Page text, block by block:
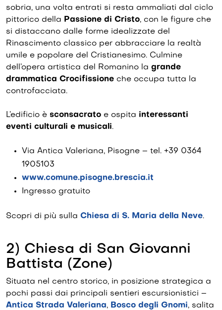
sobria, una volta entrati si resta ammaliati dal ciclo
pittorico della Passione di Cristo, con le figure che
si distaccano dalle forme idealizzate del
Rinascimento classico per abbracciare la realtà
umile e popolare del Cristianesimo. Culmine
dell’opera artistica del Romanino la grande
drammatica Crocifissione che occupa tutta la
controfacciata.
L’edificio è sconsacrato e ospita interessanti
eventi culturali e musicali.
Via Antica Valeriana, Pisogne – tel. +39 0364
1905103
www.comune.pisogne.brescia.it
Ingresso gratuito
Scopri di più sulla Chiesa di S. Maria della Neve.
2) Chiesa di San Giovanni
Battista (Zone)
Situata nel centro storico, in posizione strategica a
pochi passi dai principali sentieri escursionistici –
Antica Strada Valeriana, Bosco degli Gnomi, salita